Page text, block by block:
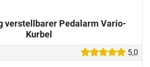
verstellbarer Pedalarm Vario-
Kurbel
5,0